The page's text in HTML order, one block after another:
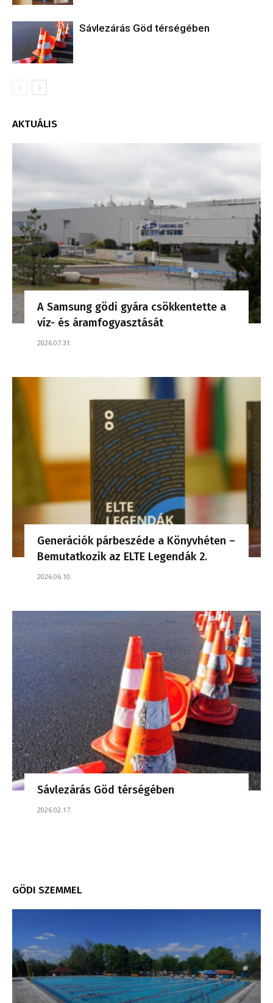
Sávlezárás Göd térségében
AKTUÁLIS
A Samsung gödi gyára csökkentette a
víz- és áramfogyasztását
2026.07.31.
Generációk párbeszéde a Könyvhéten –
Bemutatkozik az ELTE Legendák 2.
2026.06.10.
Sávlezárás Göd térségében
2026.02.17.
GÖDI SZEMMEL